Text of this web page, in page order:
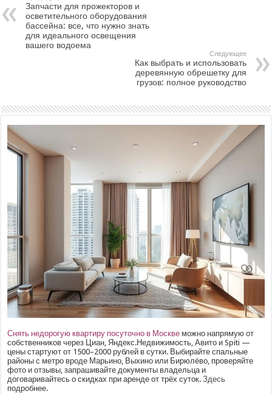
Запчасти для прожекторов и
осветительного оборудования
бассейна: все, что нужно знать
для идеального освещения
вашего водоема
Следующее
Как выбрать и использовать
деревянную обрешетку для
грузов: полное руководство
Снять недорогую квартиру посуточно в Москве можно напрямую от
собственников через Циан, Яндекс.Недвижимость, Авито и Spiti —
цены стартуют от 1500–2000 рублей в сутки. Выбирайте спальные
районы с метро вроде Марьино, Выхино или Бирюлёво, проверяйте
фото и отзывы, запрашивайте документы владельца и
договаривайтесь о скидках при аренде от трёх суток.Здесь
подробнее.